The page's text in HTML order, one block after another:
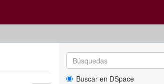
Buscar en DSpace